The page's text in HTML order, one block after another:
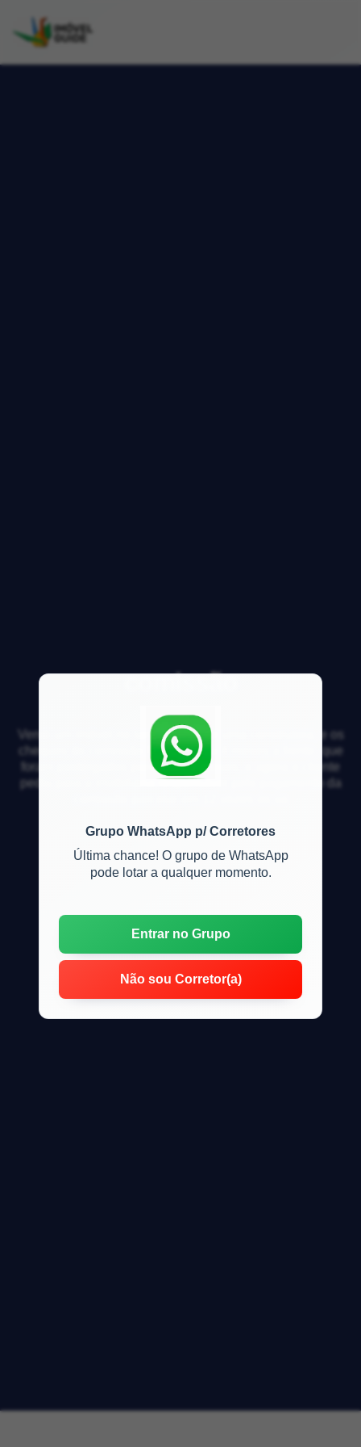
Grupo WhatsApp p/ Corretores
Última chance! O grupo de WhatsApp
pode lotar a qualquer momento.
Entrar no Grupo
Não sou Corretor(a)
comissão
Vendi um imóvel no lançamento de uma construtora, e os
cheques de comissão ficaram para 4 meses a frente, que
foram postergados para mais 2 meses, e agora o cliente
pediu para a imobiliária responsável pelo pagamento da